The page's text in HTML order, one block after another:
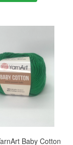
Baby Cotton